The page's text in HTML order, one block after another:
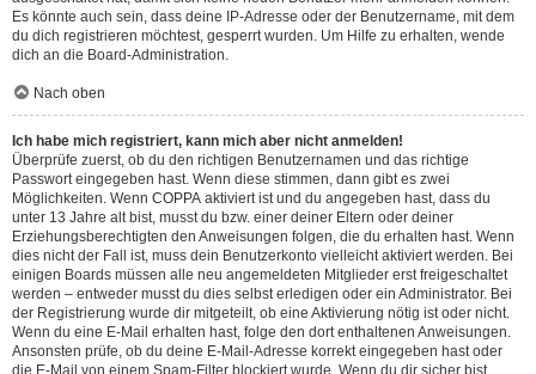
Es könnte auch sein, dass deine IP-Adresse oder der Benutzername, mit dem
du dich registrieren möchtest, gesperrt wurden. Um Hilfe zu erhalten, wende
dich an die Board-Administration.
Nach oben
Ich habe mich registriert, kann mich aber nicht anmelden!
Überprüfe zuerst, ob du den richtigen Benutzernamen und das richtige
Passwort eingegeben hast. Wenn diese stimmen, dann gibt es zwei
Möglichkeiten. Wenn COPPA aktiviert ist und du angegeben hast, dass du
unter 13 Jahre alt bist, musst du bzw. einer deiner Eltern oder deiner
Erziehungsberechtigten den Anweisungen folgen, die du erhalten hast. Wenn
dies nicht der Fall ist, muss dein Benutzerkonto vielleicht aktiviert werden. Bei
einigen Boards müssen alle neu angemeldeten Mitglieder erst freigeschaltet
werden – entweder musst du dies selbst erledigen oder ein Administrator. Bei
der Registrierung wurde dir mitgeteilt, ob eine Aktivierung nötig ist oder nicht.
Wenn du eine E-Mail erhalten hast, folge den dort enthaltenen Anweisungen.
Ansonsten prüfe, ob du deine E-Mail-Adresse korrekt eingegeben hast oder
die E-Mail von einem Spam-Filter blockiert wurde. Wenn du dir sicher bist,